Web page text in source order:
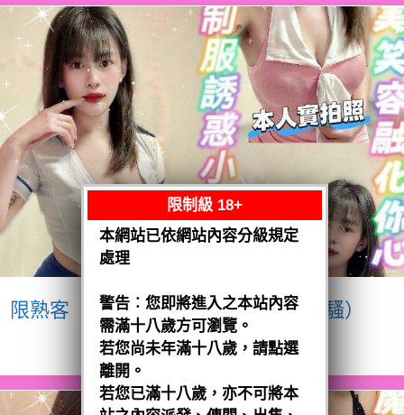
限熟客【八德】宥瑄 泰國$2500（騷）
閱讀全文
限制級 18+
本網站已依網站內容分級規定
處理
警告︰您即將進入之本站內容
需滿十八歲方可瀏覽。
若您尚未年滿十八歲，請點選
離開。
若您已滿十八歲，亦不可將本